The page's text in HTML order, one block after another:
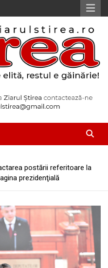
postării referitoare la
prezidenţială